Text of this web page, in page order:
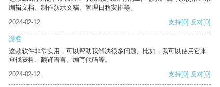
编辑文档、制作演示文稿、管理日程安排等。
2024-02-12
支持[0] 反对[0]
游客
这款软件非常实用，可以帮助我解决很多问题。比如，我可以使用它来
查找资料、翻译语言、编写代码等。
2024-02-12
支持[0] 反对[0]